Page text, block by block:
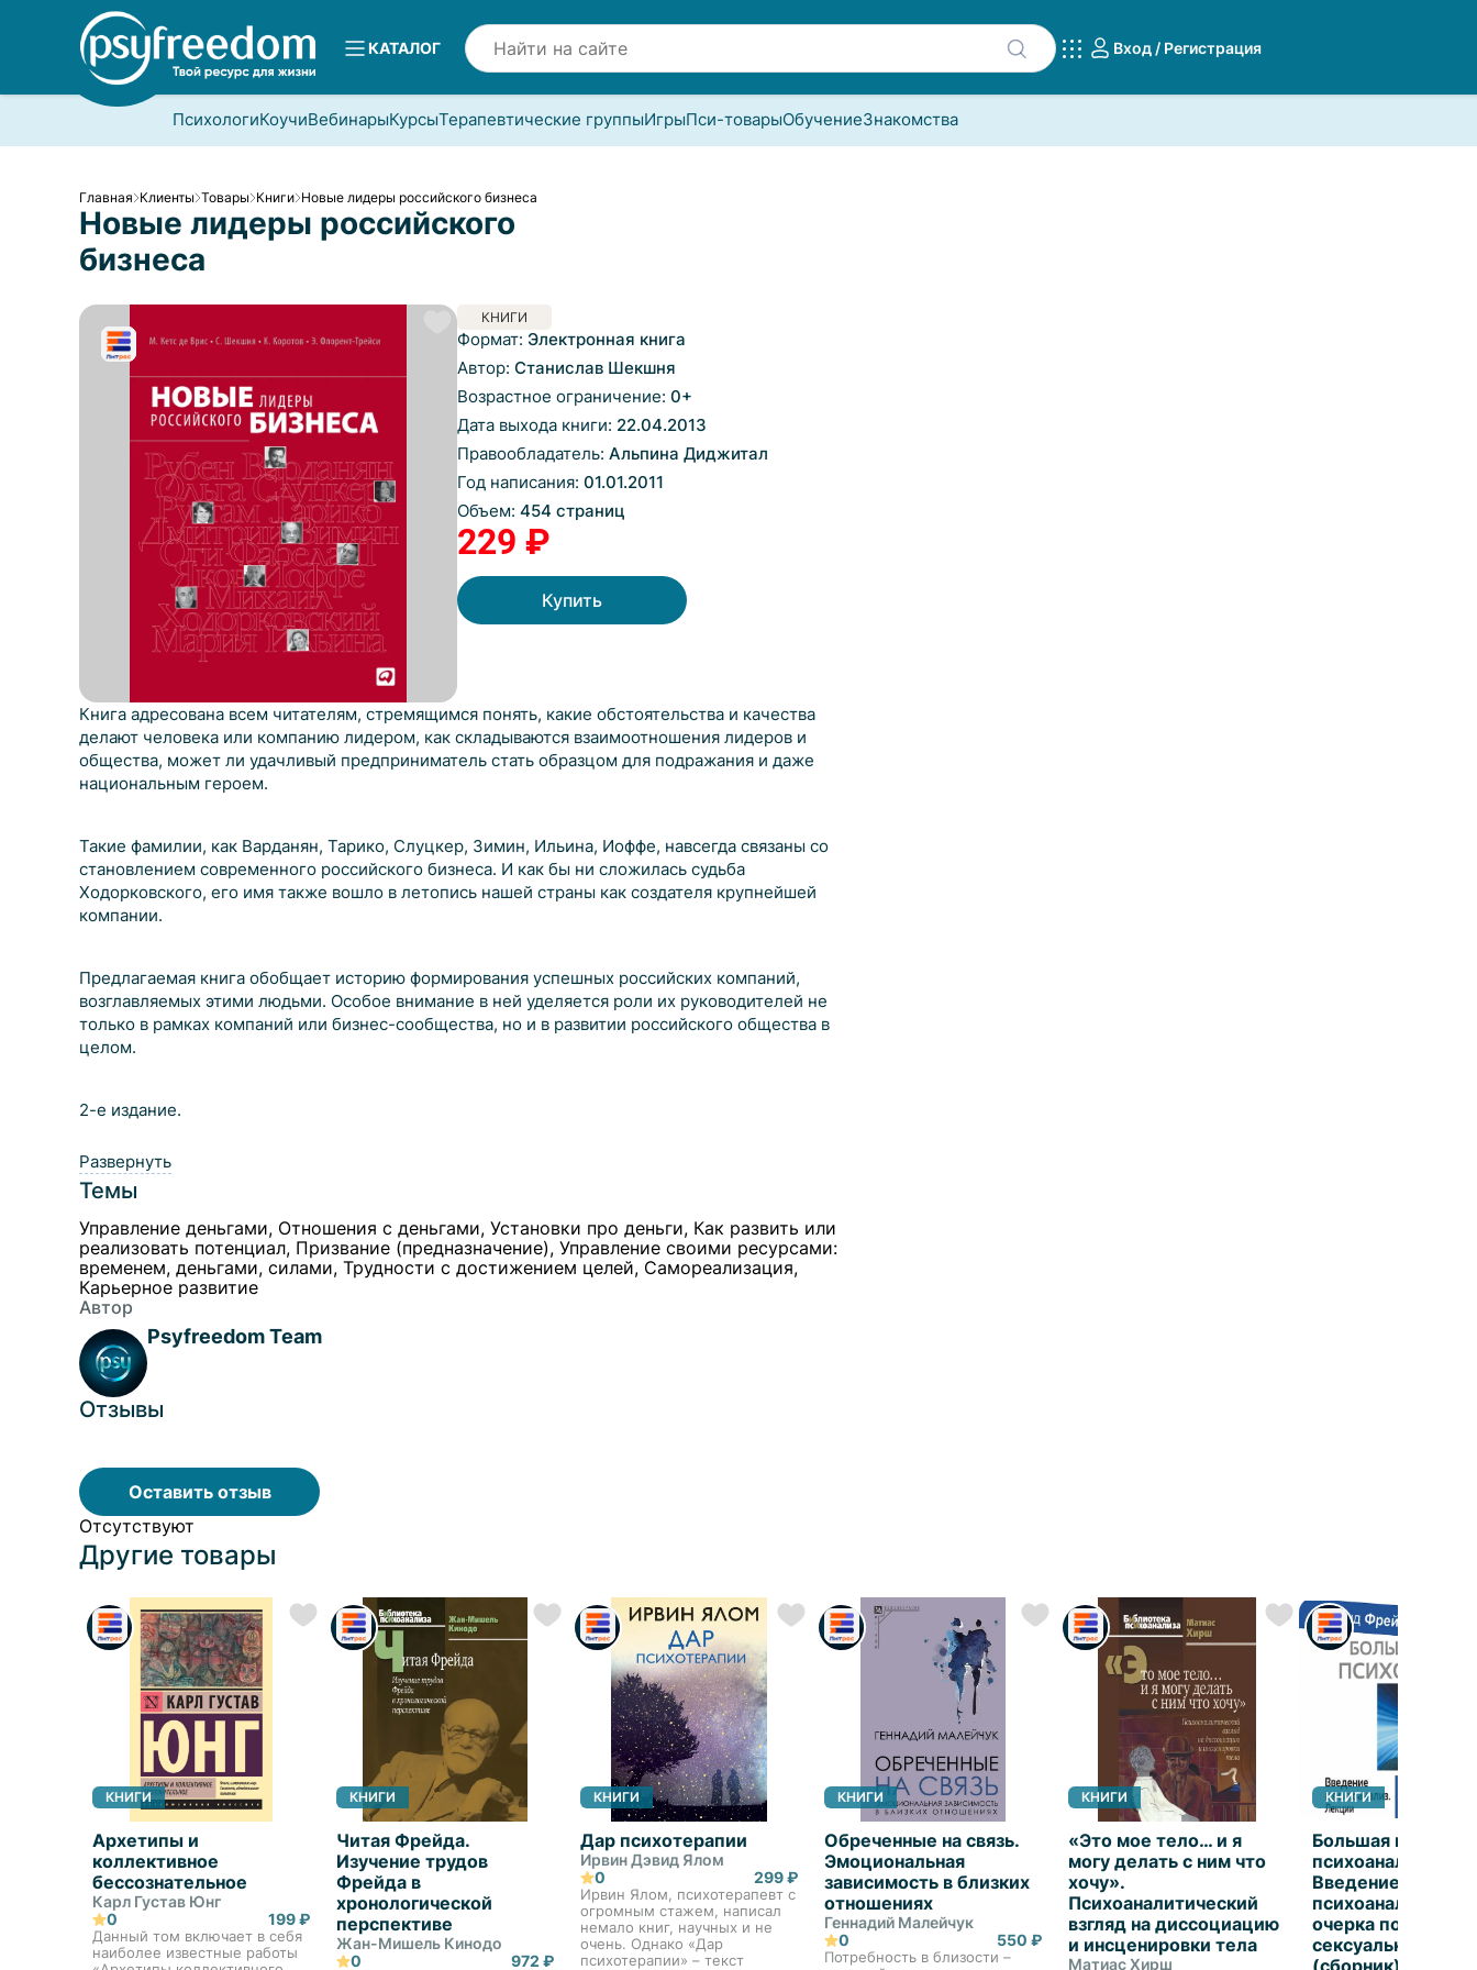
КАТАЛОГ Вход / Регистрация
ПсихологиКоучиВебинарыКурсыТерапевтические группыИгрыПси-товарыОбучениеЗнакомства
Главная Клиенты Товары Книги Новые лидеры российского бизнеса
Новые лидеры российского
бизнеса
КНИГИ
Формат: Электронная книга
Автор: Станислав Шекшня
Возрастное ограничение: 0+
Дата выхода книги: 22.04.2013
Правообладатель: Альпина Диджитал
Год написания: 01.01.2011
Объем: 454 страниц
229 ₽
Купить
Книга адресована всем читателям, стремящимся понять, какие обстоятельства и качества
делают человека или компанию лидером, как складываются взаимоотношения лидеров и
общества, может ли удачливый предприниматель стать образцом для подражания и даже
национальным героем.
Такие фамилии, как Варданян, Тарико, Слуцкер, Зимин, Ильина, Иоффе, навсегда связаны со
становлением современного российского бизнеса. И как бы ни сложилась судьба
Ходорковского, его имя также вошло в летопись нашей страны как создателя крупнейшей
компании.
Предлагаемая книга обобщает историю формирования успешных российских компаний,
возглавляемых этими людьми. Особое внимание в ней уделяется роли их руководителей не
только в рамках компаний или бизнес-сообщества, но и в развитии российского общества в
целом.
2-е издание.
Развернуть
Темы
Управление деньгами, Отношения с деньгами, Установки про деньги, Как развить или
реализовать потенциал, Призвание (предназначение), Управление своими ресурсами:
временем, деньгами, силами, Трудности с достижением целей, Самореализация,
Карьерное развитие
Автор
Psyfreedom Team
Отзывы
Оставить отзыв
Отсутствуют
Другие товары
КНИГИ
Архетипы и
коллективное
бессознательное
Карл Густав Юнг
0
199 ₽
Данный том включает в себя
наиболее известные работы
КНИГИ
Читая Фрейда.
Изучение трудов
Фрейда в
хронологической
перспективе
Жан-Мишель Кинодо
0
972 ₽
КНИГИ
Дар психотерапии
Ирвин Дэвид Ялом
0
299 ₽
Ирвин Ялом, психотерапевт с
огромным стажем, написал
немало книг, научных и не
очень. Однако «Дар
психотерапии» – текст
КНИГИ
Обреченные на связь.
Эмоциональная
зависимость в близких
отношениях
Геннадий Малейчук
0
550 ₽
Потребность в близости –
КНИГИ
«Это мое тело… и я
могу делать с ним что
хочу».
Психоаналитический
взгляд на диссоциацию
и инсценировки тела
Матиас Хирш
КНИГИ
Большая книга
психоанализа.
Введение в
психоанализ. Три
очерка по теории
сексуальности. Я
(сборник)